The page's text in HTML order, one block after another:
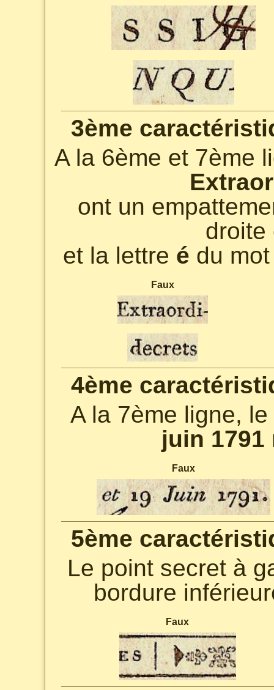
3ème
A la 6ème et 7ème
ont un
droite
et la lettre é du
Faux
4ème
A la 7ème ligne,
juin 1791
Faux
5ème
Le point secret à
bordure
Faux